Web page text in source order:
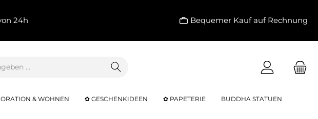
24h Bequemer Kauf auf Rechnung
& WOHNEN ✿ GESCHENKIDEEN ✿ PAPETERIE BUDDHA STATUEN